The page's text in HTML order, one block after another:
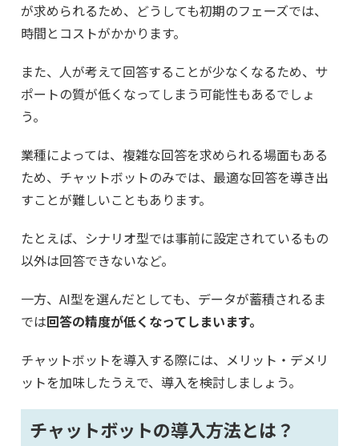
が求められるため、どうしても初期のフェーズでは、
時間とコストがかかります。
また、人が考えて回答することが少なくなるため、サ
ポートの質が低くなってしまう可能性もあるでしょ
う。
業種によっては、複雑な回答を求められる場面もある
ため、チャットボットのみでは、最適な回答を導き出
すことが難しいこともあります。
たとえば、シナリオ型では事前に設定されているもの
以外は回答できないなど。
一方、AI型を選んだとしても、データが蓄積されるま
では回答の精度が低くなってしまいます。
チャットボットを導入する際には、メリット・デメリ
ットを加味したうえで、導入を検討しましょう。
チャットボットの導入方法とは？